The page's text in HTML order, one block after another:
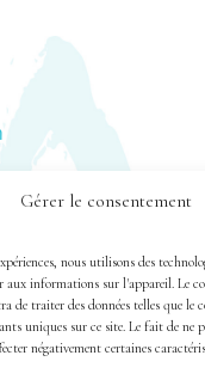
Gérer le consentement
nous utilisons des
aux informations sur l'appareil. Le
de traiter des données telles que le
uniques sur ce site. Le fait de ne
négativement certaines